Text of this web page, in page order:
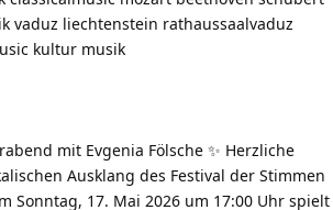
mit Evgenia Fölsche ✨ Herzliche
Ausklang des Festival der Stimmen
Sonntag, 17. Mai 2026 um 17:00 Uhr spielt